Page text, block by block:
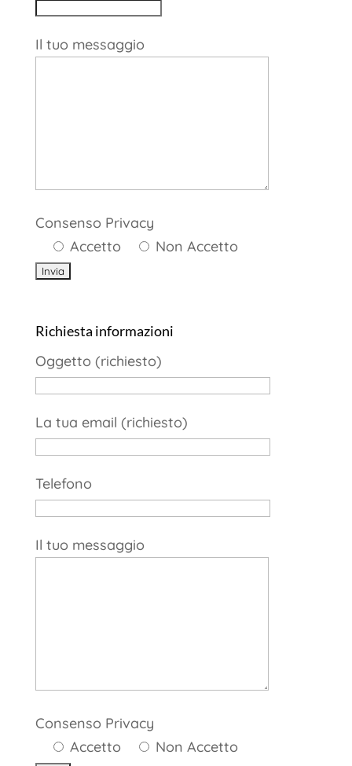
Il tuo messaggio
Consenso Privacy
Accetto
Non Accetto
Richiesta informazioni
Oggetto (richiesto)
La tua email (richiesto)
Telefono
Il tuo messaggio
Consenso Privacy
Accetto
Non Accetto